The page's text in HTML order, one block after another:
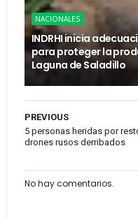
NACIONALES
INDRHI inicia
para proteger la
Laguna de Saladillo
PREVIOUS
5 personas heridas por
drones rusos derribados
No hay comentarios.